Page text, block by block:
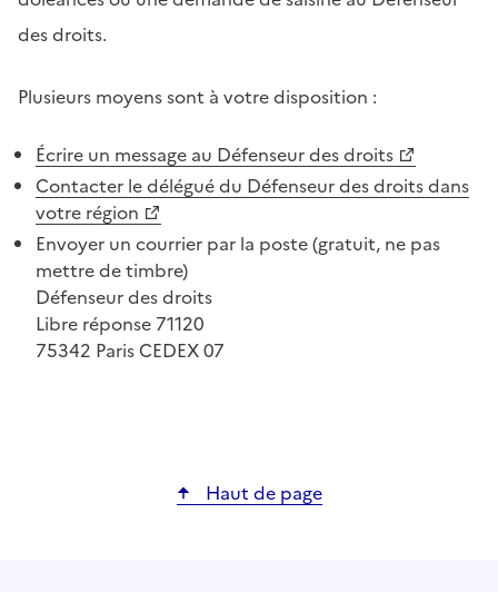
des droits.
Plusieurs moyens sont à votre disposition :
Écrire un message au Défenseur des droits
Contacter le délégué du Défenseur des droits dans
votre région
Envoyer un courrier par la poste (gratuit, ne pas
mettre de timbre)
Défenseur des droits
Libre réponse 71120
75342 Paris CEDEX 07
Haut de page